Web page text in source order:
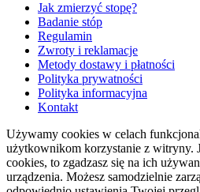
Jak zmierzyć stopę?
Badanie stóp
Regulamin
Zwroty i reklamacje
Metody dostawy i płatności
Polityka prywatności
Polityka informacyjna
Kontakt
Używamy cookies w celach
użytkownikom korzystanie z witryny.
cookies, to zgadzasz się na ich
urządzenia. Możesz samodzielnie